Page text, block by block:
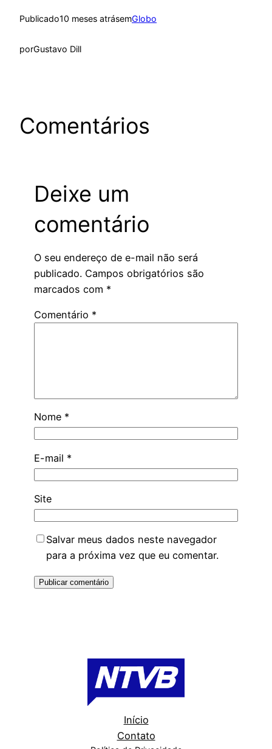
Publicado10 meses atrásemGlobo
porGustavo Dill
Comentários
Deixe um
comentário
O seu endereço de e-mail não será
publicado. Campos obrigatórios são
marcados com *
Comentário *
Nome *
E-mail *
Site
Salvar meus dados neste navegador
para a próxima vez que eu comentar.
Início
Contato